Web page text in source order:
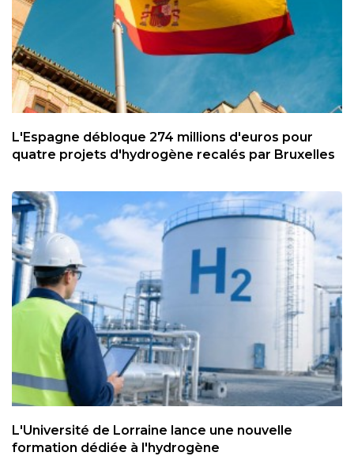
L'Espagne débloque 274 millions d'euros pour
quatre projets d'hydrogène recalés par Bruxelles
L'Université de Lorraine lance une nouvelle
formation dédiée à l'hydrogène